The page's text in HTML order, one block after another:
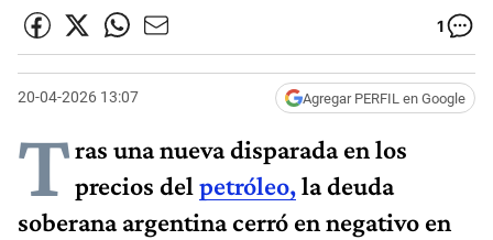
1
20-04-2026 13:07 Agregar PERFIL en Google
Tras una nueva disparada en los
precios del petróleo,la deuda
soberana argentina cerró en negativo en